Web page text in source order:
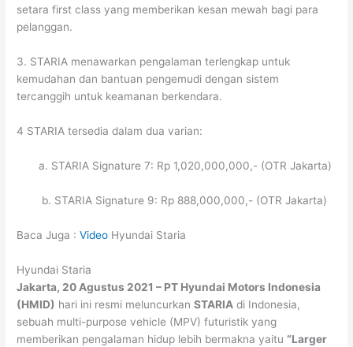
setara first class yang memberikan kesan mewah bagi para
pelanggan.
3. STARIA menawarkan pengalaman terlengkap untuk
kemudahan dan bantuan pengemudi dengan sistem
tercanggih untuk keamanan berkendara.
4 STARIA tersedia dalam dua varian:
a. STARIA Signature 7: Rp 1,020,000,000,- (OTR Jakarta)
b. STARIA Signature 9: Rp 888,000,000,- (OTR Jakarta)
Baca Juga :Video Hyundai Staria
Hyundai Staria
Jakarta, 20 Agustus 2021 – PT Hyundai Motors Indonesia
(HMID) hari ini resmi meluncurkanSTARIA di Indonesia,
sebuah multi-purpose vehicle (MPV) futuristik yang
memberikan pengalaman hidup lebih bermakna yaitu“Larger